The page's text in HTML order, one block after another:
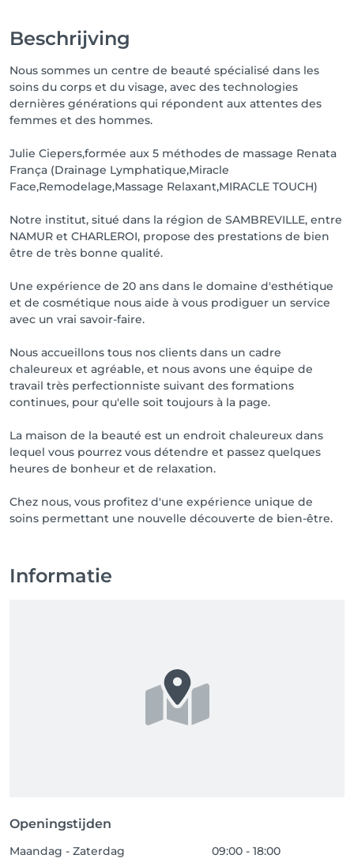
Beschrijving
Nous sommes un centre de beauté spécialisé dans les
soins du corps et du visage, avec des technologies
dernières générations qui répondent aux attentes des
femmes et des hommes.
Julie Ciepers,formée aux 5 méthodes de massage Renata
França (Drainage Lymphatique,Miracle
Face,Remodelage,Massage Relaxant,MIRACLE TOUCH)
Notre institut, situé dans la région de SAMBREVILLE, entre
NAMUR et CHARLEROI, propose des prestations de bien
être de très bonne qualité.
Une expérience de 20 ans dans le domaine d'esthétique
et de cosmétique nous aide à vous prodiguer un service
avec un vrai savoir-faire.
Nous accueillons tous nos clients dans un cadre
chaleureux et agréable, et nous avons une équipe de
travail très perfectionniste suivant des formations
continues, pour qu'elle soit toujours à la page.
La maison de la beauté est un endroit chaleureux dans
lequel vous pourrez vous détendre et passez quelques
heures de bonheur et de relaxation.
Chez nous, vous profitez d'une expérience unique de
soins permettant une nouvelle découverte de bien-être.
Informatie
Openingstijden
Maandag - Zaterdag
09:00 - 18:00